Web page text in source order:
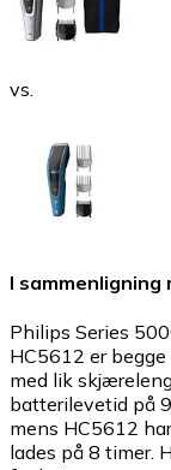
vs.
I sammenligning
Philips Series
HC5612 er
med lik
batterilevetid på
mens HC5612
lades på 8 timer.